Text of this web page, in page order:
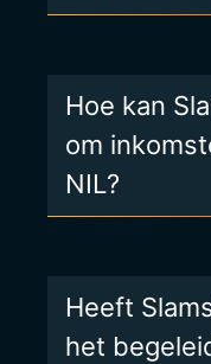
Hoe kan
om
NIL?
Heeft
het